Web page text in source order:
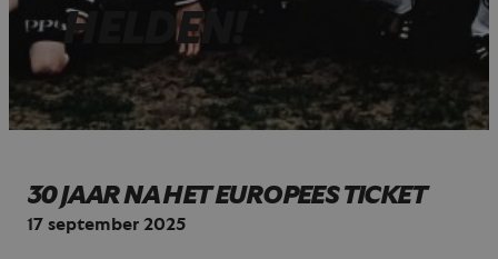
HELDEN!
30 JAAR NA HET EUROPEES TICKET
17 september 2025